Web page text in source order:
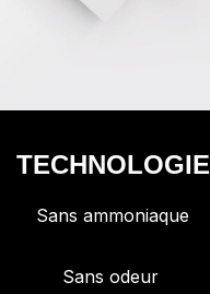
TECHNOLOGIE
Sans ammoniaque
Sans odeur